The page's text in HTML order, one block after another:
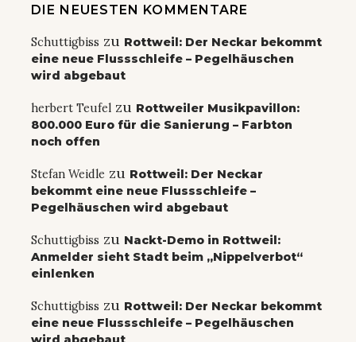
DIE NEUESTEN KOMMENTARE
Schuttigbiss zu Rottweil: Der Neckar bekommt
eine neue Flussschleife – Pegelhäuschen
wird abgebaut
herbert Teufel zu Rottweiler Musikpavillon:
800.000 Euro für die Sanierung – Farbton
noch offen
Stefan Weidle zu Rottweil: Der Neckar
bekommt eine neue Flussschleife –
Pegelhäuschen wird abgebaut
Schuttigbiss zu Nackt-Demo in Rottweil:
Anmelder sieht Stadt beim „Nippelverbot“
einlenken
Schuttigbiss zu Rottweil: Der Neckar bekommt
eine neue Flussschleife – Pegelhäuschen